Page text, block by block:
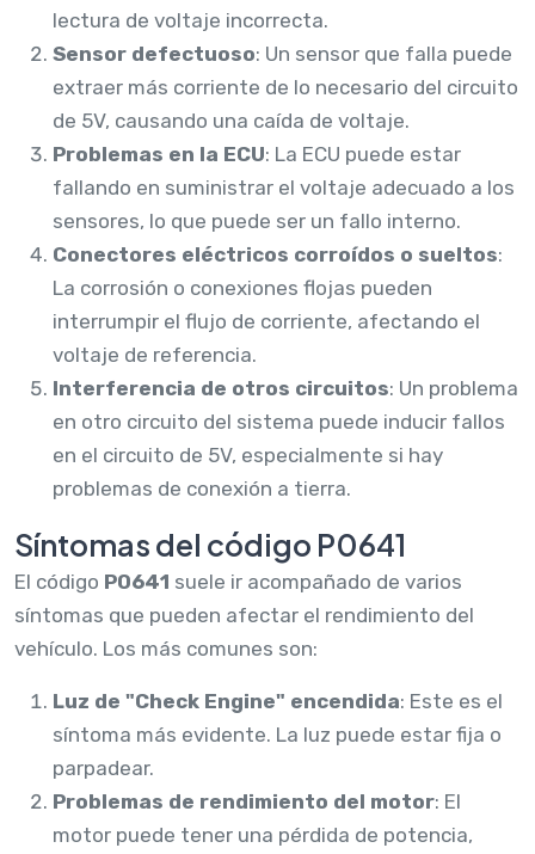
lectura de voltaje incorrecta.
Sensor defectuoso: Un sensor que falla puede
extraer más corriente de lo necesario del circuito
de 5V, causando una caída de voltaje.
Problemas en la ECU: La ECU puede estar
fallando en suministrar el voltaje adecuado a los
sensores, lo que puede ser un fallo interno.
Conectores eléctricos corroídos o sueltos:
La corrosión o conexiones flojas pueden
interrumpir el flujo de corriente, afectando el
voltaje de referencia.
Interferencia de otros circuitos: Un problema
en otro circuito del sistema puede inducir fallos
en el circuito de 5V, especialmente si hay
problemas de conexión a tierra.
Síntomas del código P0641
El código P0641 suele ir acompañado de varios
síntomas que pueden afectar el rendimiento del
vehículo. Los más comunes son:
Luz de "Check Engine" encendida: Este es el
síntoma más evidente. La luz puede estar fija o
parpadear.
Problemas de rendimiento del motor: El
motor puede tener una pérdida de potencia,